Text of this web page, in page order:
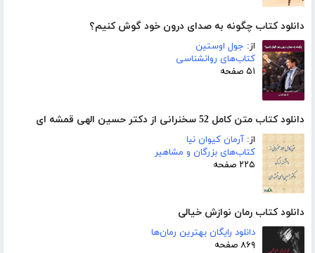
دانلود کتاب چگونه به صدای درون خود گوش کنیم؟
از: جول اوستین
کتاب‌های روانشناسی
۵۱ صفحه
دانلود کتاب متن کامل 52 سخنرانی از دکتر حسین الهی قمشه ای
از: آرمان کیوان نیا
کتاب‌های بزرگان و مشاهیر
۲۲۵ صفحه
دانلود کتاب رمان نوازش خیالی
دانلود رایگان بهترین رمان‌ها
۸۶۹ صفحه